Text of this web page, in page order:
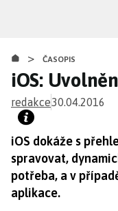
obsahu
> ČASOPIS
iOS:
redakce30.04.2016
iOS dokáže s
spravovat,
potřeba, a v
aplikace.